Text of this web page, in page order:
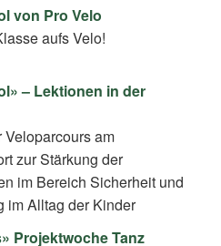
von Pro Velo
aufs Velo!
– Lektionen in der
am
zur Stärkung der
im Bereich Sicherheit und
im Alltag der Kinder
Projektwoche Tanz